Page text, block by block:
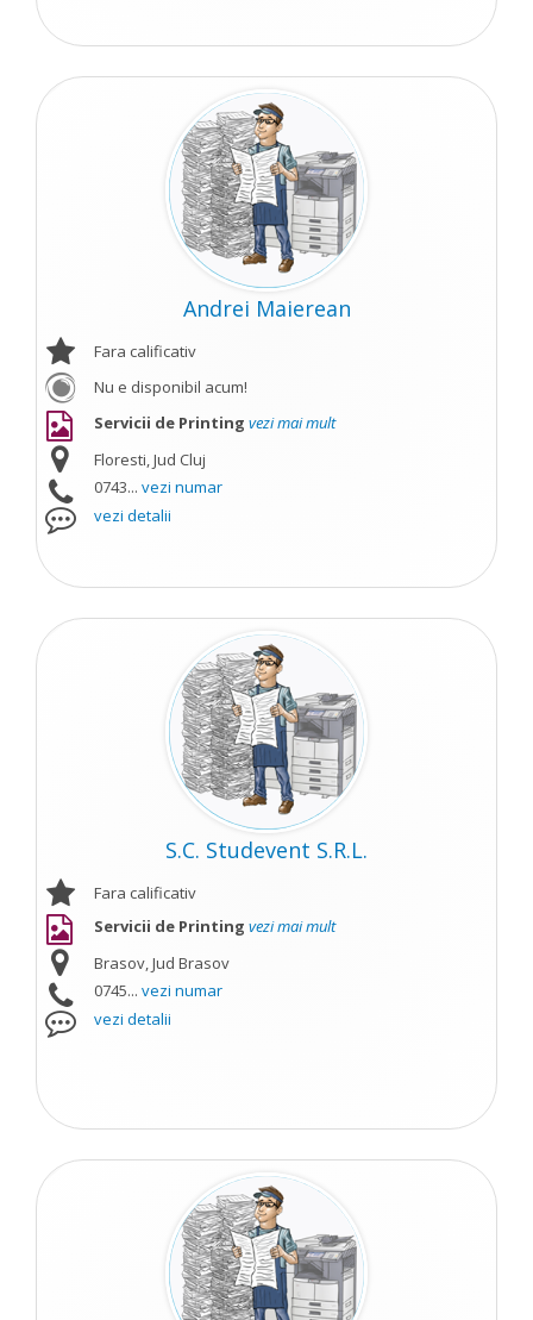
Andrei Maierean
Fara calificativ
Nu e disponibil acum!
Servicii de Printing vezi mai mult
Floresti, Jud Cluj
0743... vezi numar
vezi detalii
S.C. Studevent S.R.L.
Fara calificativ
Servicii de Printing vezi mai mult
Brasov, Jud Brasov
0745... vezi numar
vezi detalii